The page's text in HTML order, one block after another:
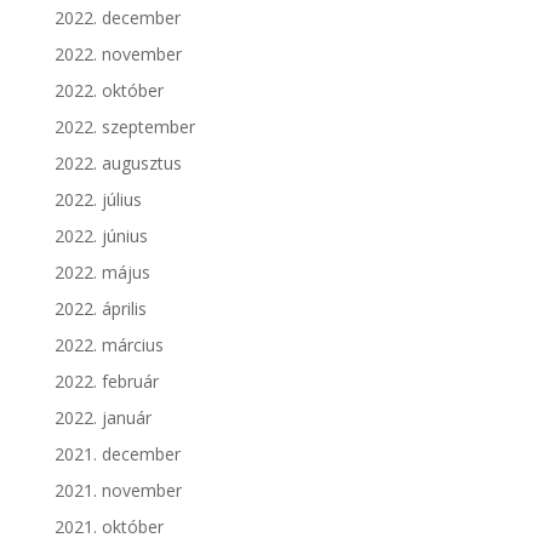
2022. december
2022. november
2022. október
2022. szeptember
2022. augusztus
2022. július
2022. június
2022. május
2022. április
2022. március
2022. február
2022. január
2021. december
2021. november
2021. október